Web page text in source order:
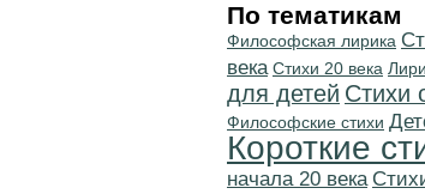
По тематикам
Философская лирика
века Стихи 20 века
для детей Стихи
Философские стихи
Короткие
начала 20 века